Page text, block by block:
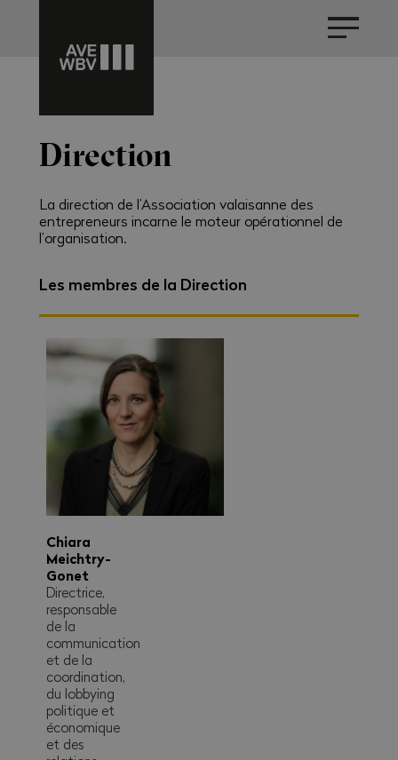
Direction
La direction de l’Association valaisanne des
entrepreneurs incarne le moteur opérationnel de
l’organisation.
Les membres de la Direction
Chiara
Meichtry-
Gonet
Directrice,
responsable
de la
communication
et de la
coordination,
du lobbying
politique et
économique
et des